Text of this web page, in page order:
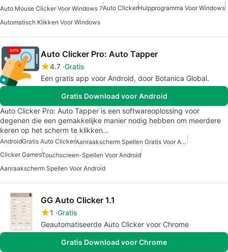
Auto Mouse Clicker Voor Windows 7Auto ClickerHulpprogramma Voor Windows
Automatisch Klikken Voor Windows
Auto Clicker Pro: Auto Tapper
4.7 Gratis
Een gratis app voor Android, door Botanica Global.
Gratis Download voor Android
Auto Clicker Pro: Auto Tapper is een softwareoplossing voor
degenen die een gemakkelijke manier nodig hebben om meerdere
keren op het scherm te klikken…
AndroidGratis Auto Clicker
Aanraakscherm Spellen Gratis Voor Android
Clicker GamesTouchscreen-Spellen Voor Android
Aanraakscherm Spellen Voor Android
GG Auto Clicker 1.1
1 Gratis
Geautomatiseerde Auto Clicker voor Chrome
Gratis Download voor Chrome